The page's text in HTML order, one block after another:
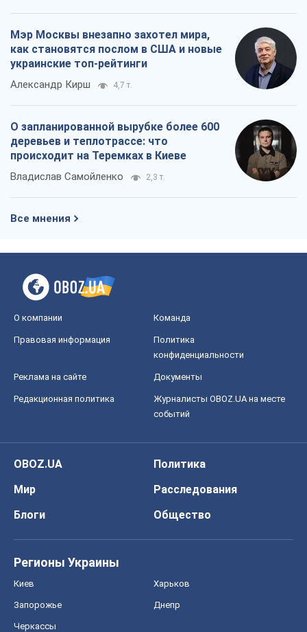
Мэр Москвы внезапно захотел мира,
как становятся послом в США и новые
украинские топ-рейтинги
Александр Кирш 4,7 т.
О запланированной вырубке более 600
деревьев и теплотрассе: что
происходит на Теремках в Киеве
Владислав Самойленко 2,3 т.
Все мнения
О компании Команда
Правовая информация
Политика
конфиденциальности
Реклама на сайте Документы
Редакционная политика
Журналисты OBOZ.UA на месте
событий
OBOZ.UA
Политика
Мир
Расследования
Блоги
Общество
Регионы Украины
Киев Харьков
Запорожье Днепр
Черкассы